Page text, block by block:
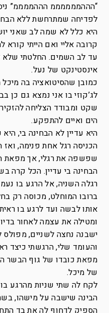
“הההממממממ הההממממ”
לפדיחה שמתרחשת ללא
היא כלל לא שמה לב שאני
קרובה אליי ואם הייתי קורא
עד לב השמים. החלטתי שלא
אינסטינקט של נעל.
כמובן שהסיטואציה בה
לג’קוזי בו אני נמצא גם כן
שקט ומבודד הצליחה
הים ואיים להתפקע.
היא עדיין לא הבחינה בי,
הכניסה רגל אחת פנימה,
שפשפה את רגלי, אך מפאת
הבחינה בי עדיין. הכל קרה
רגלה השניה, אל הרגע בו
ברובו המוחלט, מכוסה רק
אותו לבשה ועד לרגע בו
ומטילה את עצמה לאחור
ישבנה נחצה לשניים, מפולס
והעומד שלי, הרגשתי כיצד
מפאת כובדו של גוף הבשר
של מיכל.
לקח לה שתי שניות מהרגע
הבינה שישבה על מישהו,
הספיק לדחוף לה את בד